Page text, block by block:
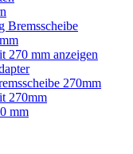
Bremsscheibe
270 mm anzeigen
270mm
270mm
mm